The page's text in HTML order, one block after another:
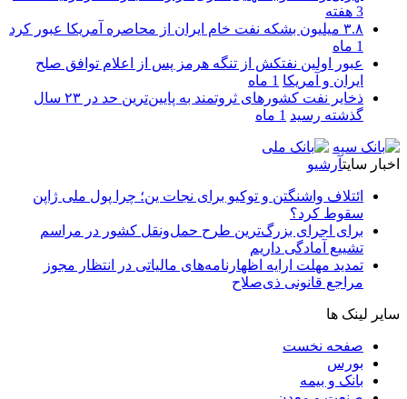
3 هفته
۳.۸ میلیون بشکه نفت خام ایران از محاصره آمریکا عبور کرد
1 ماه
عبور اولین نفتکش از تنگه هرمز پس از اعلام توافق صلح
ایران و آمریکا 1 ماه
ذخایر نفت کشورهای ثروتمند به پایین‌ترین حد در ۲۳ سال
گذشته رسید 1 ماه
اخبار سایتآرشیو
ائتلاف واشنگتن و توکیو برای نجات ین؛ چرا پول ملی ژاپن
سقوط کرد؟
برای اجرای بزرگ‌ترین طرح حمل‌ونقل کشور در مراسم
تشییع آمادگی داریم
تمدید مهلت ارایه اظهارنامه‌های مالیاتی در انتظار مجوز
مراجع قانونی ذی‌‏صلاح
سایر لینک ها
صفحه نخست
بورس
بانک و بیمه